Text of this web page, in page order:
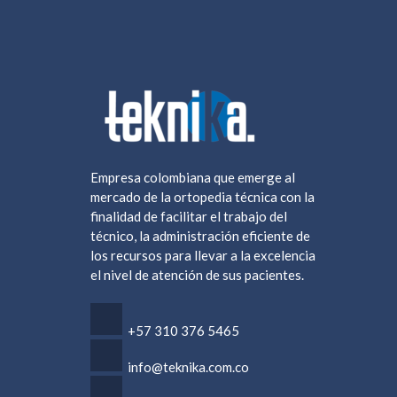
Empresa colombiana que emerge al
mercado de la ortopedia técnica con la
finalidad de facilitar el trabajo del
técnico, la administración eficiente de
los recursos para llevar a la excelencia
el nivel de atención de sus pacientes.
+57 ‎310 376 5465
info@teknika.com.co